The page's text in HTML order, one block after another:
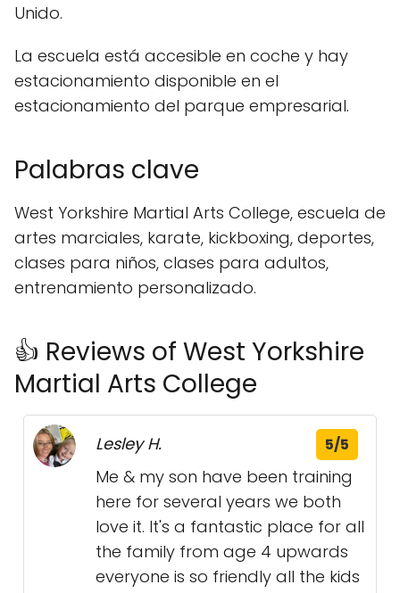
Unido.
La escuela está accesible en coche y hay
estacionamiento disponible en el
estacionamiento del parque empresarial.
Palabras clave
West Yorkshire Martial Arts College, escuela de
artes marciales, karate, kickboxing, deportes,
clases para niños, clases para adultos,
entrenamiento personalizado.
👍 Reviews of West Yorkshire
Martial Arts College
Lesley H. 5/5
Me & my son have been training
here for several years we both
love it. It's a fantastic place for all
the family from age 4 upwards
everyone is so friendly all the kids